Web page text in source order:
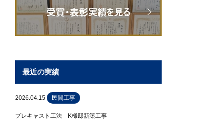
最近の実績
2026.04.15 民間工事
プレキャスト工法 K様邸新築工事